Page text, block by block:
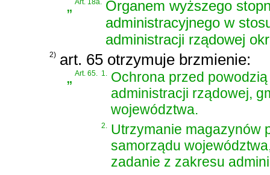
„Art. 18a. Organem wyższego
administracyjnego w
administracji rządowej
2) art. 65 otrzymuje brzmienie:
„Art. 65. 1.
Ochrona przed
administracji rządowej,
województwa.
2.
Utrzymanie magazynów
samorządu
zadanie z zakresu